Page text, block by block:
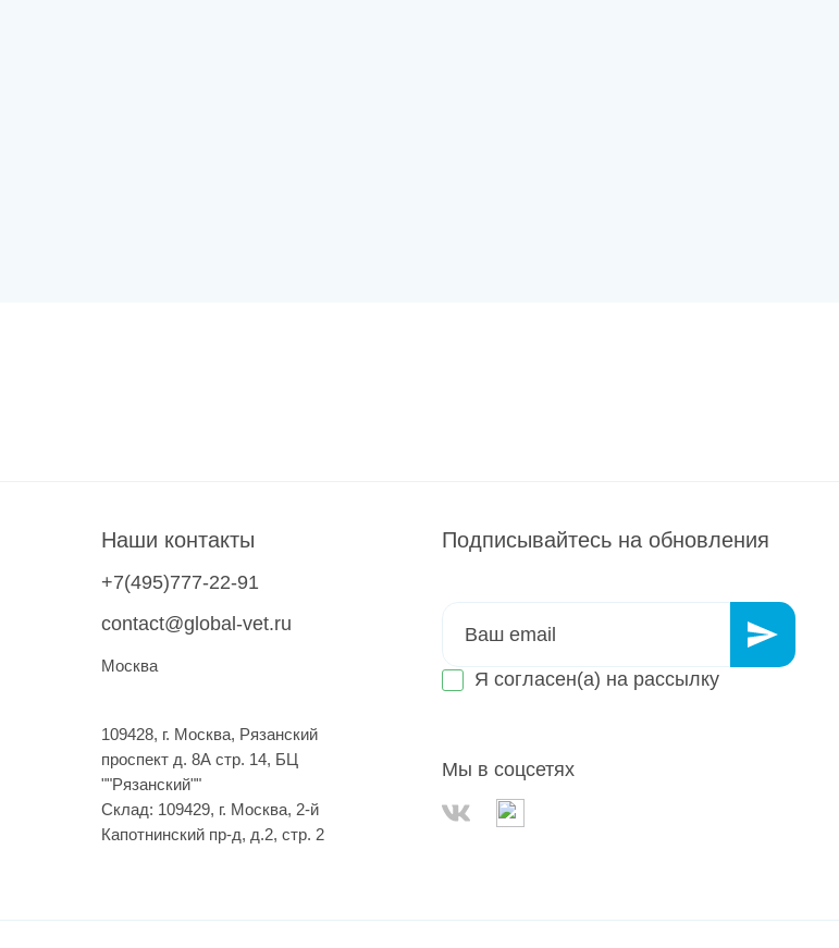
Наши контакты
+7(495)777-22-91
contact@global-vet.ru
Москва
109428, г. Москва, Рязанский
проспект д. 8А стр. 14, БЦ
""Рязанский""
Склад: 109429, г. Москва, 2-й
Капотнинский пр-д, д.2, стр. 2
Подписывайтесь на обновления
Я согласен(а) на рассылку
Мы в соцсетях